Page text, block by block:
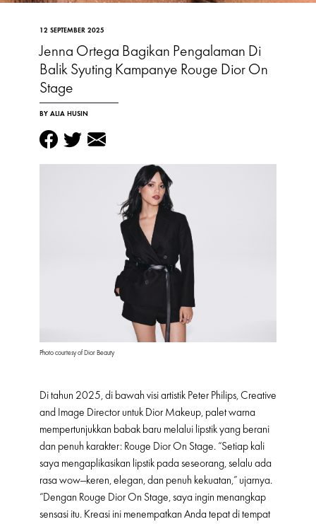
12 SEPTEMBER 2025
Jenna Ortega Bagikan Pengalaman Di
Balik Syuting Kampanye Rouge Dior On
Stage
BY ALIA HUSIN
Photo courtesy of Dior Beauty
Di tahun 2025, di bawah visi artistik Peter Philips, Creative
and Image Director untuk Dior Makeup, palet warna
mempertunjukkan babak baru melalui lipstik yang berani
dan penuh karakter: Rouge Dior On Stage. “Setiap kali
saya mengaplikasikan lipstik pada seseorang, selalu ada
rasa wow—keren, elegan, dan penuh kekuatan,” ujarnya.
“Dengan Rouge Dior On Stage, saya ingin menangkap
sensasi itu. Kreasi ini menempatkan Anda tepat di tempat